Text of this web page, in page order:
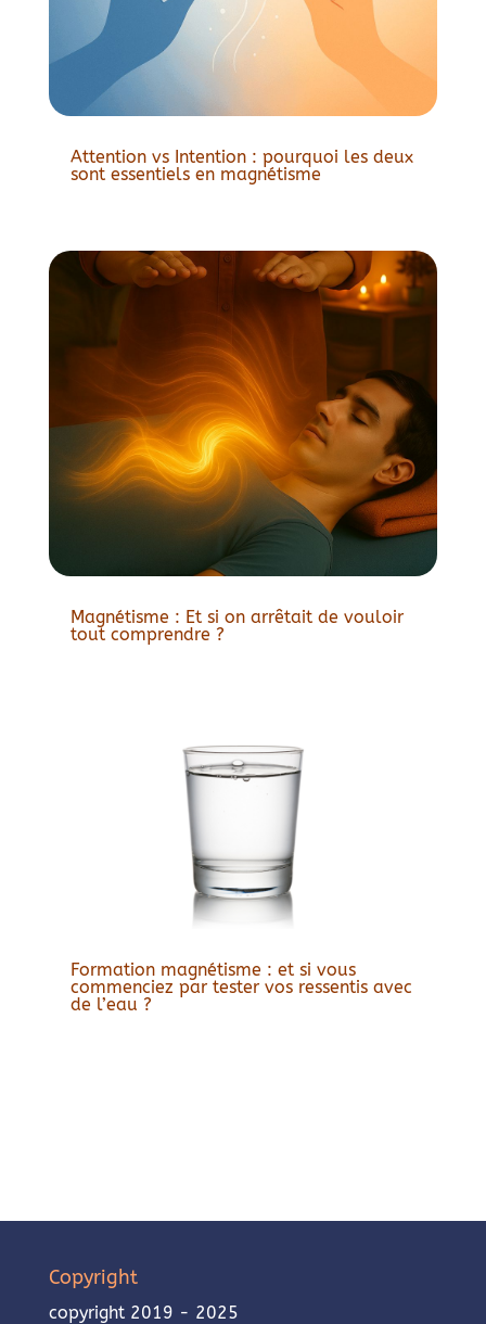
Attention vs Intention : pourquoi les deux
sont essentiels en magnétisme
Magnétisme : Et si on arrêtait de vouloir
tout comprendre ?
Formation magnétisme : et si vous
commenciez par tester vos ressentis avec
de l’eau ?
Copyright
copyright 2019 - 2025